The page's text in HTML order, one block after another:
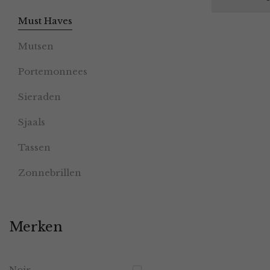
Must Haves
Mutsen
Portemonnees
Sieraden
Sjaals
Tassen
Zonnebrillen
Merken